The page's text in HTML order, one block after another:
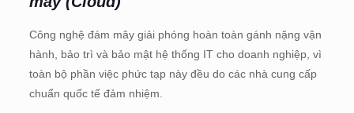
Công nghệ đám mây giải phóng hoàn toàn gánh nặng vận
hành, bảo trì và bảo mật hệ thống IT cho doanh nghiệp, vì
toàn bộ phần việc phức tạp này đều do các nhà cung cấp
chuẩn quốc tế đảm nhiệm.